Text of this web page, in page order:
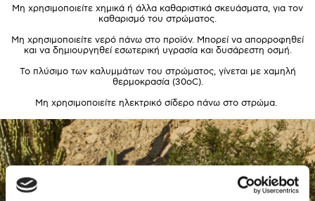
Μη χρησιμοποιείτε χημικά ή άλλα καθαριστικά σκευάσματα, για τον
καθαρισμό του στρώματος.
Μη χρησιμοποιείτε νερό πάνω στο προϊόν. Μπορεί να απορροφηθεί
και να δημιουργηθεί εσωτερική υγρασία και δυσάρεστη οσμή.
Το πλύσιμο των καλυμμάτων του στρώματος, γίνεται με χαμηλή
θερμοκρασία (30οC).
Μη χρησιμοποιείτε ηλεκτρικό σίδερο πάνω στο στρώμα.